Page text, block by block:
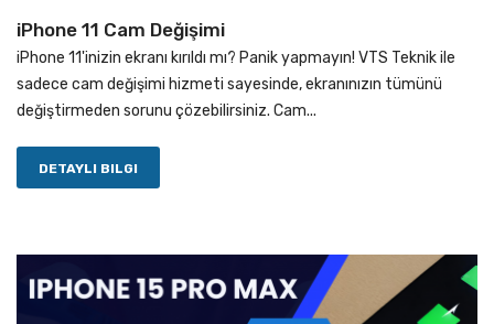
iPhone 11 Cam Değişimi
iPhone 11'inizin ekranı kırıldı mı? Panik yapmayın! VTS Teknik ile
sadece cam değişimi hizmeti sayesinde, ekranınızın tümünü
değiştirmeden sorunu çözebilirsiniz. Cam...
DETAYLI BILGI